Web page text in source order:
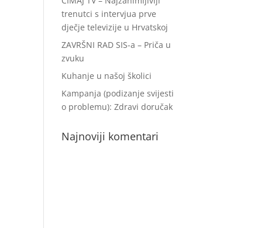
trenutci s intervjua prve
dječje televizije u Hrvatskoj
ZAVRŠNI RAD SIS-a – Priča u
zvuku
Kuhanje u našoj školici
Kampanja (podizanje svijesti
o problemu): Zdravi doručak
Najnoviji komentari